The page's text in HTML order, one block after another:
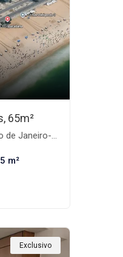
65m²
Janeiro-RJ
m²
Exclusivo